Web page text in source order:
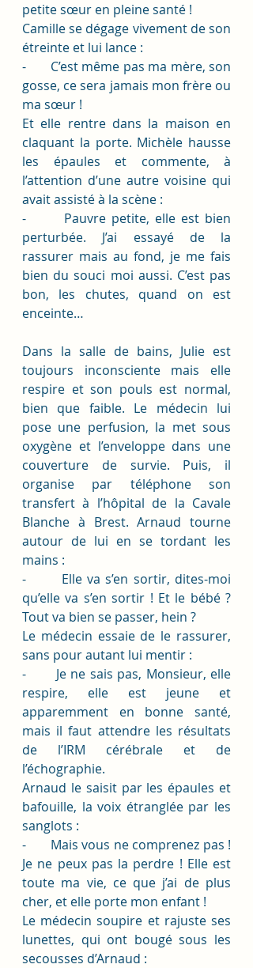
petite sœur en pleine santé !
Camille se dégage vivement de son
étreinte et lui lance :
-       C’est même pas ma mère, son
gosse, ce sera jamais mon frère ou
ma sœur !
Et elle rentre dans la maison en
claquant la porte. Michèle hausse
les épaules et commente, à
l’attention d’une autre voisine qui
avait assisté à la scène :
-       Pauvre petite, elle est bien
perturbée. J’ai essayé de la
rassurer mais au fond, je me fais
bien du souci moi aussi. C’est pas
bon, les chutes, quand on est
enceinte…
Dans la salle de bains, Julie est
toujours inconsciente mais elle
respire et son pouls est normal,
bien que faible. Le médecin lui
pose une perfusion, la met sous
oxygène et l’enveloppe dans une
couverture de survie. Puis, il
organise par téléphone son
transfert à l’hôpital de la Cavale
Blanche à Brest. Arnaud tourne
autour de lui en se tordant les
mains :
-       Elle va s’en sortir, dites-moi
qu’elle va s’en sortir ! Et le bébé ?
Tout va bien se passer, hein ?
Le médecin essaie de le rassurer,
sans pour autant lui mentir :
-       Je ne sais pas, Monsieur, elle
respire, elle est jeune et
apparemment en bonne santé,
mais il faut attendre les résultats
de l’IRM cérébrale et de
l’échographie.
Arnaud le saisit par les épaules et
bafouille, la voix étranglée par les
sanglots :
-       Mais vous ne comprenez pas !
Je ne peux pas la perdre ! Elle est
toute ma vie, ce que j’ai de plus
cher, et elle porte mon enfant !
Le médecin soupire et rajuste ses
lunettes, qui ont bougé sous les
secousses d’Arnaud :